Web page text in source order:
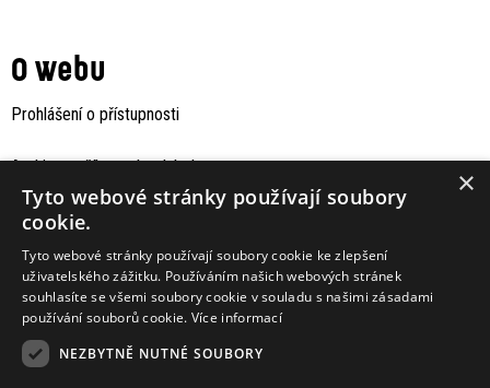
O webu
Prohlášení o přístupnosti
Archiv staršího webu Jaboku ×
Tyto webové stránky používají soubory
cookie.
Tyto webové stránky používají soubory cookie ke zlepšení
uživatelského zážitku. Používáním našich webových stránek
souhlasíte se všemi soubory cookie v souladu s našimi zásadami
používání souborů cookie. Více informací
NEZBYTNĚ NUTNÉ SOUBORY